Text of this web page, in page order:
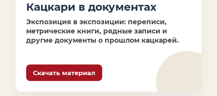
Кацкари в документах
Экспозиция в экспозиции: переписи,
метрические книги, рядные записи и
другие документы о прошлом кацкарей.
Скачать материал